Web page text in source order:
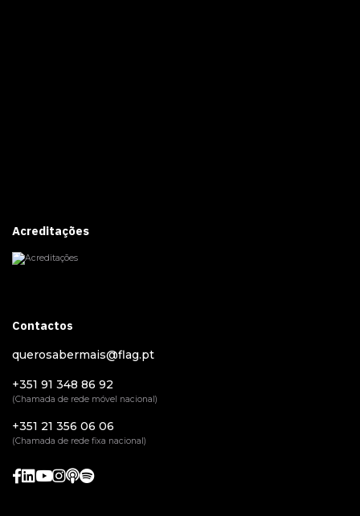
Acreditações
Contactos
querosabermais@flag.pt
+351 91 348 86 92
(Chamada de rede móvel nacional)
+351 21 356 06 06
(Chamada de rede fixa nacional)